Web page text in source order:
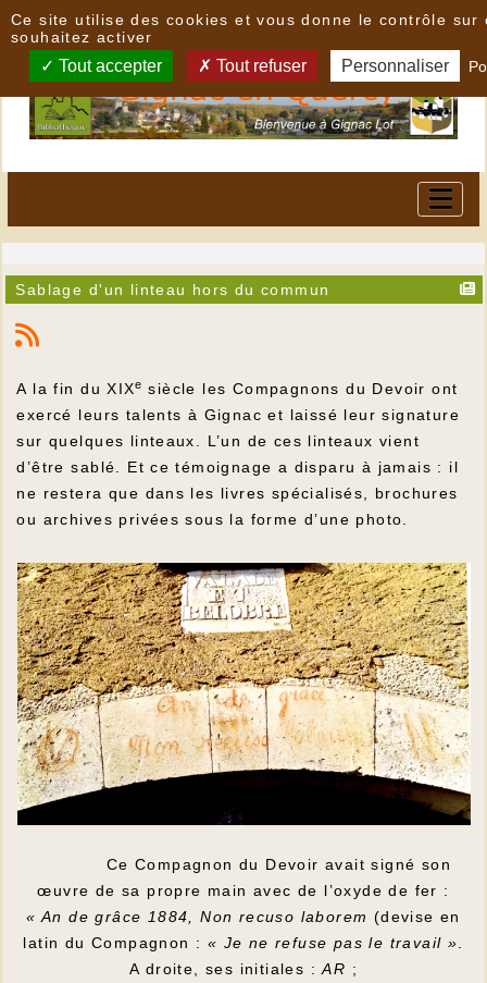
Sablage d'un linteau hors du commun
A la fin du XIXe siècle les Compagnons du Devoir ont
exercé leurs talents à Gignac et laissé leur signature
sur quelques linteaux. L’un de ces linteaux vient
d’être sablé. Et ce témoignage a disparu à jamais : il
ne restera que dans les livres spécialisés, brochures
ou archives privées sous la forme d’une photo.
Ce Compagnon du Devoir avait signé son
œuvre de sa propre main avec de l’oxyde de fer :
« An de grâce 1884, Non recuso laborem (devise en
latin du Compagnon : « Je ne refuse pas le travail »
A droite, ses initiales :AR ;
Ce site utilise des cookies et vous donne le contrôle sur
souhaitez activer
Tout accepter Tout refuser Personnaliser